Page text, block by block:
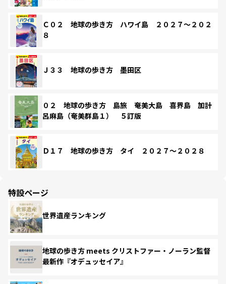
Ｃ０２ 地球の歩き方 ハワイ島 ２０２７～２０２
８
Ｊ３３ 地球の歩き方 墨田区
０２ 地球の歩き方 島旅 奄美大島 喜界島 加計
呂麻島（奄美群島１） ５訂版
Ｄ１７ 地球の歩き方 タイ ２０２７～２０２８
特設ページ
世界遺産ランキング
地球の歩き方 meets クリストファー・ノーラン監督
最新作『オデュッセイア』